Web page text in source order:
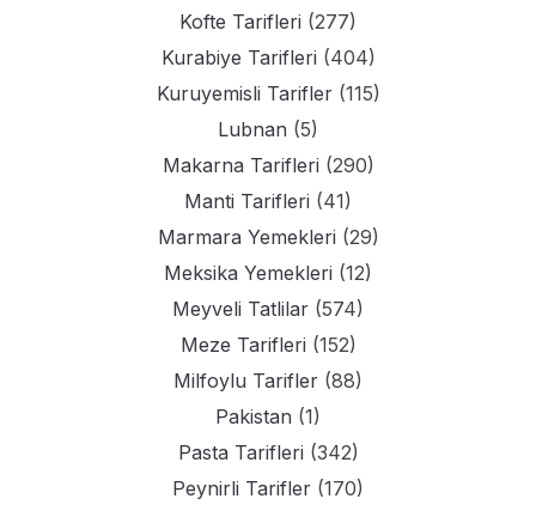
Kofte Tarifleri (277)
Kurabiye Tarifleri (404)
Kuruyemisli Tarifler(115)
Lubnan (5)
Makarna Tarifleri (290)
Manti Tarifleri (41)
Marmara Yemekleri (29)
Meksika Yemekleri (12)
Meyveli Tatlilar (574)
Meze Tarifleri (152)
Milfoylu Tarifler (88)
Pakistan (1)
Pasta Tarifleri (342)
Peynirli Tarifler (170)